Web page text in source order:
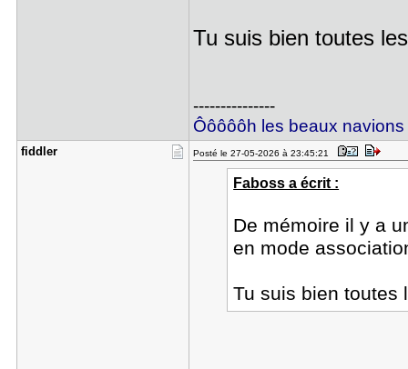
Tu suis bien toutes
---------------
Ôôôôôh les beaux navions
fiddler Posté le 27-05-2026 à 23:45:21
Faboss a écrit :
De mémoire il y a
en mode
Tu suis bien toutes